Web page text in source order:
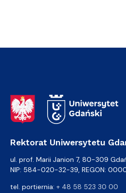
Adres Rektoratu
Rektorat Uniwersytetu
ul. prof. Marii Janion 7, 80-309
NIP: 584-020-32-39, REGON:
tel. portiernia: + 48 58 523 30 00